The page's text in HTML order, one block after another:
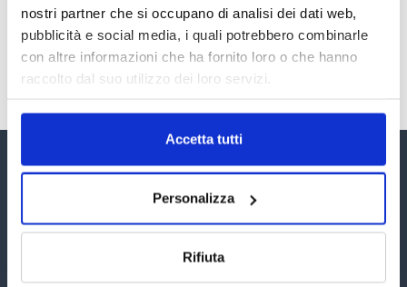
nostri partner che si occupano di analisi dei dati web,
pubblicità e social media, i quali potrebbero combinarle
con altre informazioni che ha fornito loro o che hanno
raccolto dal suo utilizzo dei loro servizi.
Accetta tutti
Personalizza
Rifiuta
TUTTI GLI ARTICOLI DEL MESE
Assinform Editore
Chi siamo
Collabora con noi